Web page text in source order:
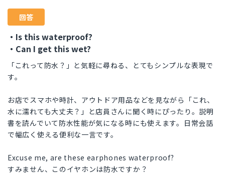
回答
・Is this waterproof?
・Can I get this wet?
「これって防水？」と気軽に尋ねる、とてもシンプルな表現で
す。
お店でスマホや時計、アウトドア用品などを見ながら「これ、
水に濡れても大丈夫？」と店員さんに聞く時にぴったり。説明
書を読んでいて防水性能が気になる時にも使えます。日常会話
で幅広く使える便利な一言です。
Excuse me, are these earphones waterproof?
すみません、このイヤホンは防水ですか？